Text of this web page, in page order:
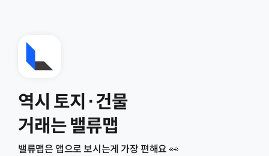
역시 토지·건물
거래는 밸류맵
밸류맵은 앱으로 보시는게 가장 편해요 👀